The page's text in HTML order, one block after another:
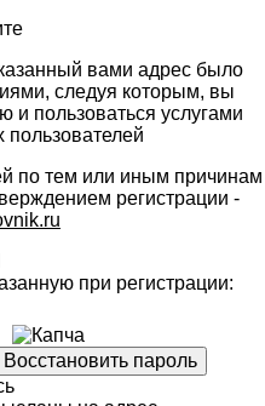
вами адрес было
следуя которым, вы
и пользоваться услугами
пользователей
по тем или иным причинам
регистрации -
при регистрации: